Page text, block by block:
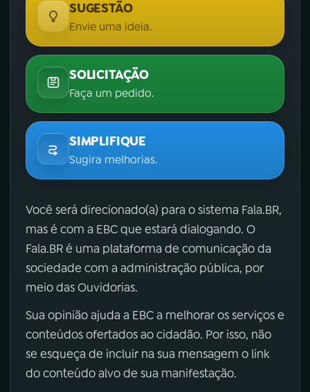
SUGESTÃO
Envie uma ideia.
SOLICITAÇÃO
Faça um pedido.
SIMPLIFIQUE
Sugira melhorias.
Você será direcionado(a) para o sistema Fala.BR,
mas é com a EBC que estará dialogando. O
Fala.BR é uma plataforma de comunicação da
sociedade com a administração pública, por
meio das Ouvidorias.
Sua opinião ajuda a EBC a melhorar os serviços e
conteúdos ofertados ao cidadão. Por isso, não
se esqueça de incluir na sua mensagem o link
do conteúdo alvo de sua manifestação.